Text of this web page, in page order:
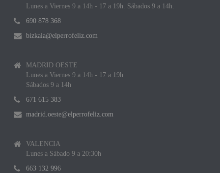
Lunes a Viernes 9 a 14h - 17 a 19h. Sábados 9 a 14h.
690 878 368
bizkaia@elperrofeliz.com
MADRID OESTE
Lunes a Viernes 9 a 14h - 17 a 19h
Sábados 9 a 14h
671 615 383
madrid.oeste@elperrofeliz.com
VALENCIA
Lunes a Sábado 9 a 20:30h
663 132 996